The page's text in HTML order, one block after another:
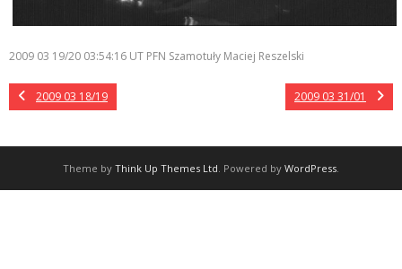
2009 03 19/20 03:54:16 UT PFN Szamotuły Maciej Reszelski
2009 03 18/19 2009 03 31/01
Theme by Think Up Themes Ltd. Powered by WordPress.